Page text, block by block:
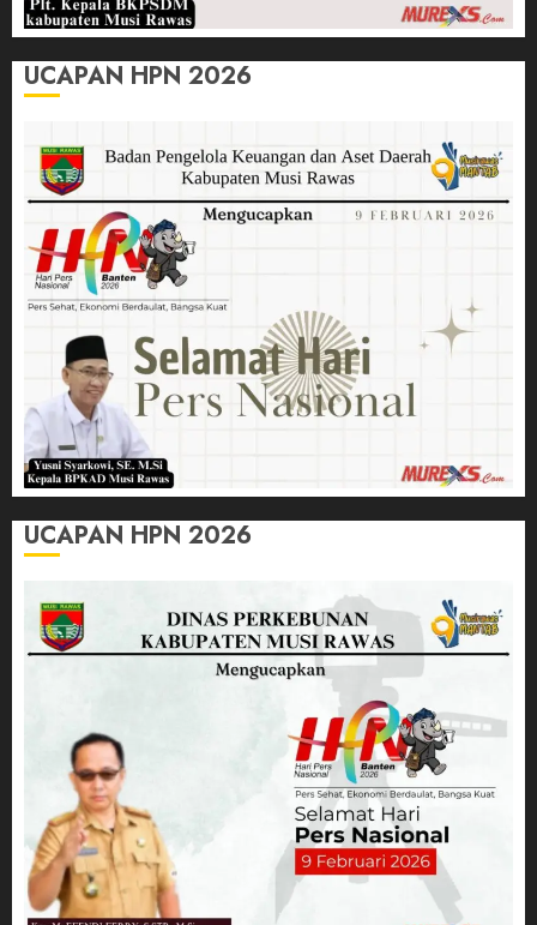
UCAPAN HPN 2026
UCAPAN HPN 2026